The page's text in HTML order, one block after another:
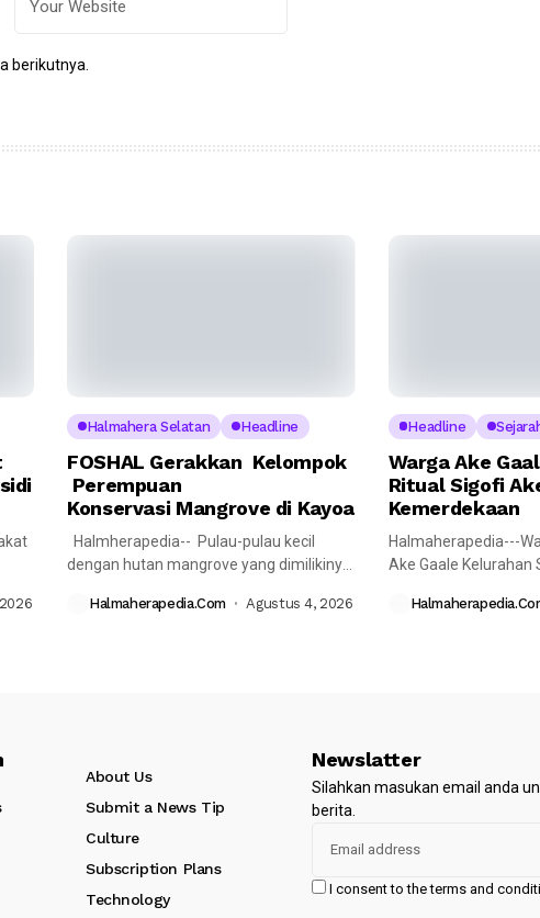
berikutnya.
Halmahera Selatan Headline
FOSHAL Gerakkan Kelompok
Perempuan
Konservasi Mangrove di Kayoa
Halmherapedia-- Pulau-pulau kecil
dengan hutan mangrove yang dimilikinya,
Halmaherapedia.com Agustus 4, 2026
Headline
Warga Ake
Ritual Sigofi
Kemerdekaan
Halmaherapedia---
Ake Gaale Kelurahan
About Us
Submit a News Tip
Culture
Subscription Plans
Technology
Newslatter
Silahkan masukan email anda
berita.
I consent to the terms and